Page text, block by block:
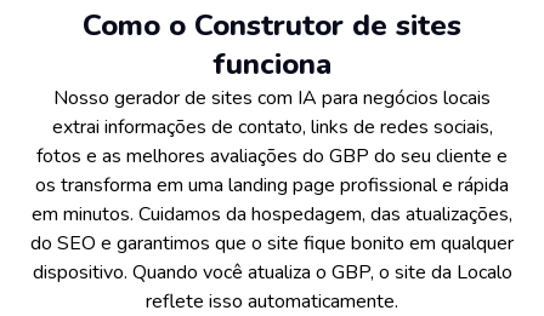
Como o Construtor de sites
funciona
Nosso gerador de sites com IA para negócios locais
extrai informações de contato, links de redes sociais,
fotos e as melhores avaliações do GBP do seu cliente e
os transforma em uma landing page profissional e rápida
em minutos. Cuidamos da hospedagem, das atualizações,
do SEO e garantimos que o site fique bonito em qualquer
dispositivo. Quando você atualiza o GBP, o site da Localo
reflete isso automaticamente.